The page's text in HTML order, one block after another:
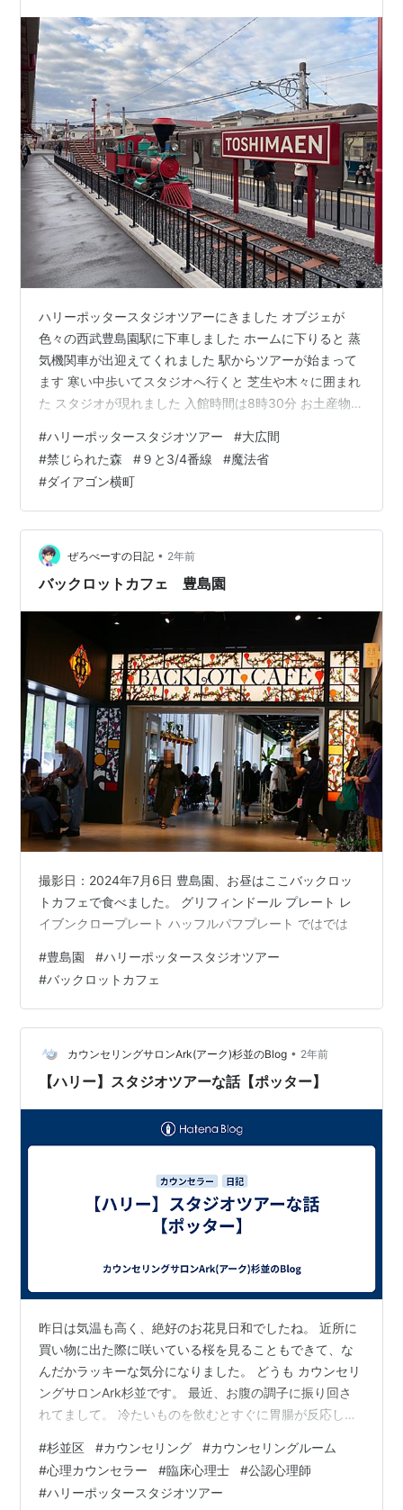
ハリーポッタースタジオツアーにきました オブジェが
色々の西武豊島園駅に下車しました ホームに下りると 蒸
気機関車が出迎えてくれました 駅からツアーが始まって
ます 寒い中歩いてスタジオへ行くと 芝生や木々に囲まれ
た スタジオが現れました 入館時間は8時30分 お土産物店
は 杖の箱が天井まで溢れてます 9時前にはスタジオ入室
大広間の扉の前で開館を待ちます 先導していただけるの
はアルバス・ダンブルドア校長とミネルバ・マクゴナガ
ル教授です ドアが開くと大広間が広がっています 一番奥
にダンブルドア校長待ってました そのまま奥に進むと魔
術学校内の施設…
#ハリーポッタースタジオツアー #大広間
#禁じられた森 #９と3/4番線 #魔法省
#ダイアゴン横町
ぜろべーすの日記 • 2年前
バックロットカフェ 豊島園
撮影日：2024年7月6日 豊島園、お昼はここバックロッ
トカフェで食べました。 グリフィンドール プレート レ
イブンクロープレート ハッフルパフプレート ではでは
#豊島園 #ハリーポッタースタジオツアー
#バックロットカフェ
カウンセリングサロンArk(アーク)杉並のBlog • 2年前
【ハリー】スタジオツアーな話【ポッター】
昨日は気温も高く、絶好のお花見日和でしたね。 近所に
買い物に出た際に咲いている桜を見ることもできて、な
んだかラッキーな気分になりました。 どうも カウンセリ
ングサロンArk杉並です。 最近、お腹の調子に振り回さ
れてまして。 冷たいものを飲むとすぐに胃腸が反応して
中なのですが、空腹のタイミングがうまくつかめなくな
ってきております。 お医者さんにかかって薬も飲んでい
るのですが…もう少し様子を見ないといけないようで
#杉並区 #カウンセリング #カウンセリングルーム
#心理カウンセラー #臨床心理士 #公認心理師
#ハリーポッタースタジオツアー